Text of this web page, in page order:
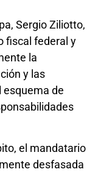
Sergio Ziliotto,
fiscal federal y
la
y las
esquema de
el mandatario
desfasada